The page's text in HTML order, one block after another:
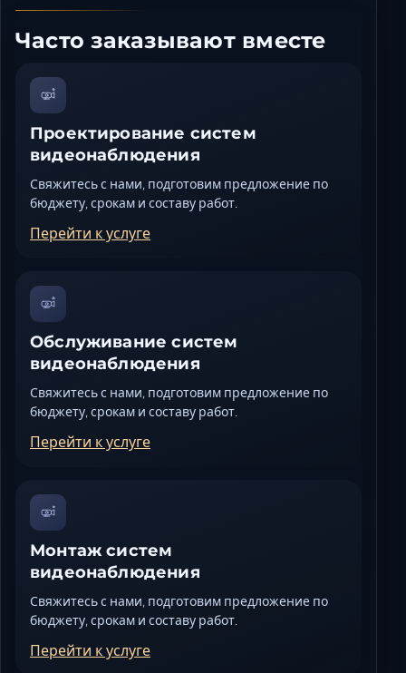
Часто заказывают вместе
Проектирование систем
видеонаблюдения
Свяжитесь с нами, подготовим предложение по
бюджету, срокам и составу работ.
Перейти к услуге
Обслуживание систем
видеонаблюдения
Свяжитесь с нами, подготовим предложение по
бюджету, срокам и составу работ.
Перейти к услуге
Монтаж систем
видеонаблюдения
Свяжитесь с нами, подготовим предложение по
бюджету, срокам и составу работ.
Перейти к услуге